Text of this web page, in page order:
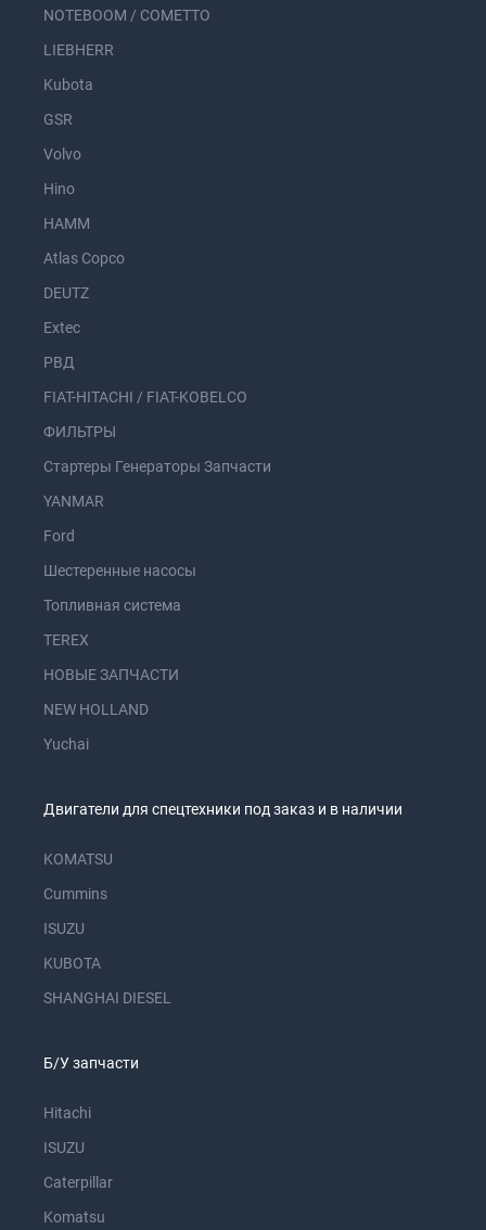
NOTEBOOM / COMETTO
LIEBHERR
Kubota
GSR
Volvo
Hino
HAMM
Atlas Copco
DEUTZ
Extec
РВД
FIAT-HITACHI / FIAT-KOBELCO
ФИЛЬТРЫ
Стартеры Генераторы Запчасти
YANMAR
Ford
Шестеренные насосы
Топливная система
TEREX
НОВЫЕ ЗАПЧАСТИ
NEW HOLLAND
Yuchai
Двигатели для спецтехники под заказ и в наличии
KOMATSU
Cummins
ISUZU
KUBOTA
SHANGHAI DIESEL
Б/У запчасти
Hitachi
ISUZU
Caterpillar
Komatsu